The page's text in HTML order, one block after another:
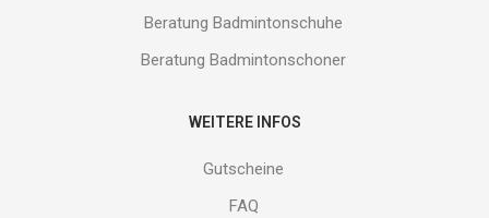
Beratung Badmintonschuhe
Beratung Badmintonschoner
WEITERE INFOS
Gutscheine
FAQ